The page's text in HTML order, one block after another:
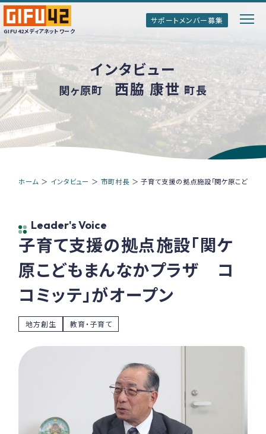
GIFU42メディアネットワーク
サポートメンバー募集
GIFU42メディアネットワークとは
ぎふのトップインタビュー
サポートメンバー募集
インタビュー
関ヶ原町西脇 康世町長
ホーム ＞ インタビュー ＞市町村長＞子育て支援の拠点施設「関ケ原こどもま
Leader's Voice
子育て支援の拠点施設「関ケ
原こどもまんなかプラザ コ
コミッテ」がオープン
地方創生 教育・子育て